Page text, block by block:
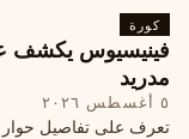
كورة
فينيسيوس يكشف
مدريد
٥ أغسطس ٢٠٢٦
تعرف على تفاصيل حوار